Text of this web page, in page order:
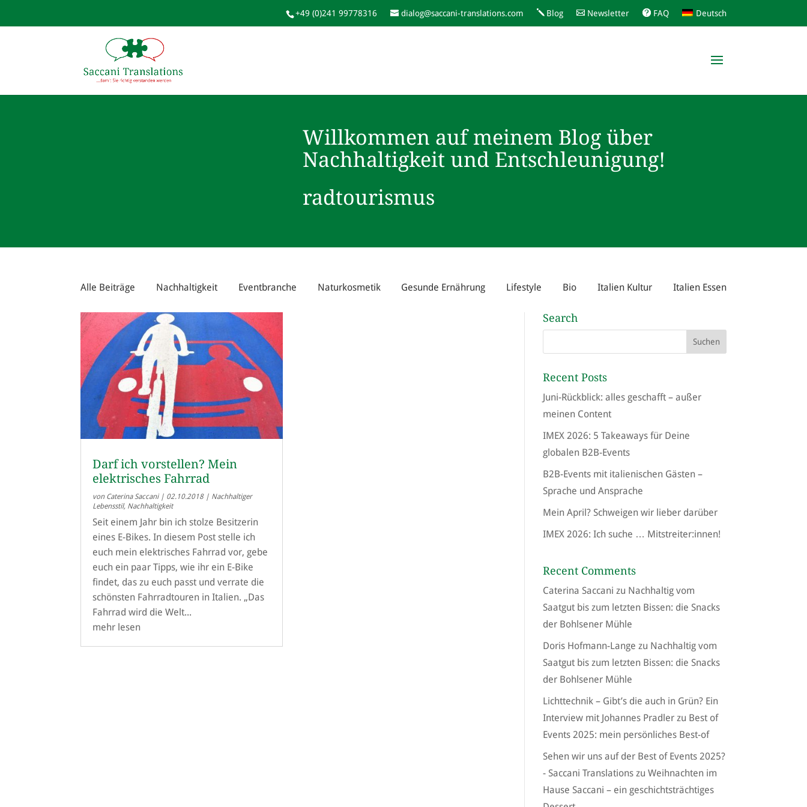
+49 (0)241 99778316 dialog@saccani-translations.com Blog Newsletter FAQ Deutsch
Willkommen auf meinem Blog über
Nachhaltigkeit und Entschleunigung!
radtourismus
Alle Beiträge Nachhaltigkeit Eventbranche Naturkosmetik Gesunde Ernährung Lifestyle Bio Italien Kultur Italien Essen
Darf ich vorstellen? Mein
elektrisches Fahrrad
von Caterina Saccani| 02.10.2018| Nachhaltiger
Lebensstil, Nachhaltigkeit
Seit einem Jahr bin ich stolze Besitzerin
eines E-Bikes. In diesem Post stelle ich
euch mein elektrisches Fahrrad vor, gebe
euch ein paar Tipps, wie ihr ein E-Bike
findet, das zu euch passt und verrate die
schönsten Fahrradtouren in Italien. „Das
Fahrrad wird die Welt...
mehr lesen
Search
Recent Posts
Juni-Rückblick: alles geschafft – außer
meinen Content
IMEX 2026: 5 Takeaways für Deine
globalen B2B-Events
B2B-Events mit italienischen Gästen –
Sprache und Ansprache
Mein April? Schweigen wir lieber darüber
IMEX 2026: Ich suche … Mitstreiter:innen!
Recent Comments
Caterina Saccani zu Nachhaltig vom
Saatgut bis zum letzten Bissen: die Snacks
der Bohlsener Mühle
Doris Hofmann-Lange zu Nachhaltig vom
Saatgut bis zum letzten Bissen: die Snacks
der Bohlsener Mühle
Lichttechnik – Gibt’s die auch in Grün? Ein
Interview mit Johannes Pradlerzu Best of
Events 2025: mein persönliches Best-of
Sehen wir uns auf der Best of Events 2025?
- Saccani Translationszu Weihnachten im
Hause Saccani – ein geschichtsträchtiges